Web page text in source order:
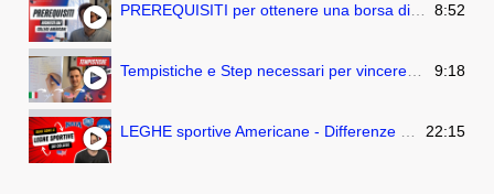
PREREQUISITI per ottenere una borsa di studio sportiva in America 8:52
Tempistiche e Step necessari per vincere una borsa di studio in un College Americano 9:18
LEGHE sportive Americane - Differenze fra NCAA , NAIA e NJCAA 22:15